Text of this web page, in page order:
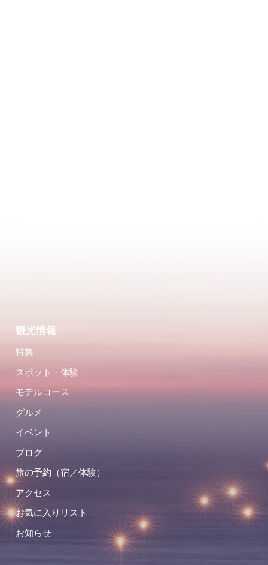
観光情報
特集
スポット・体験
モデルコース
グルメ
イベント
ブログ
旅の予約（宿／体験）
アクセス
お気に入りリスト
お知らせ